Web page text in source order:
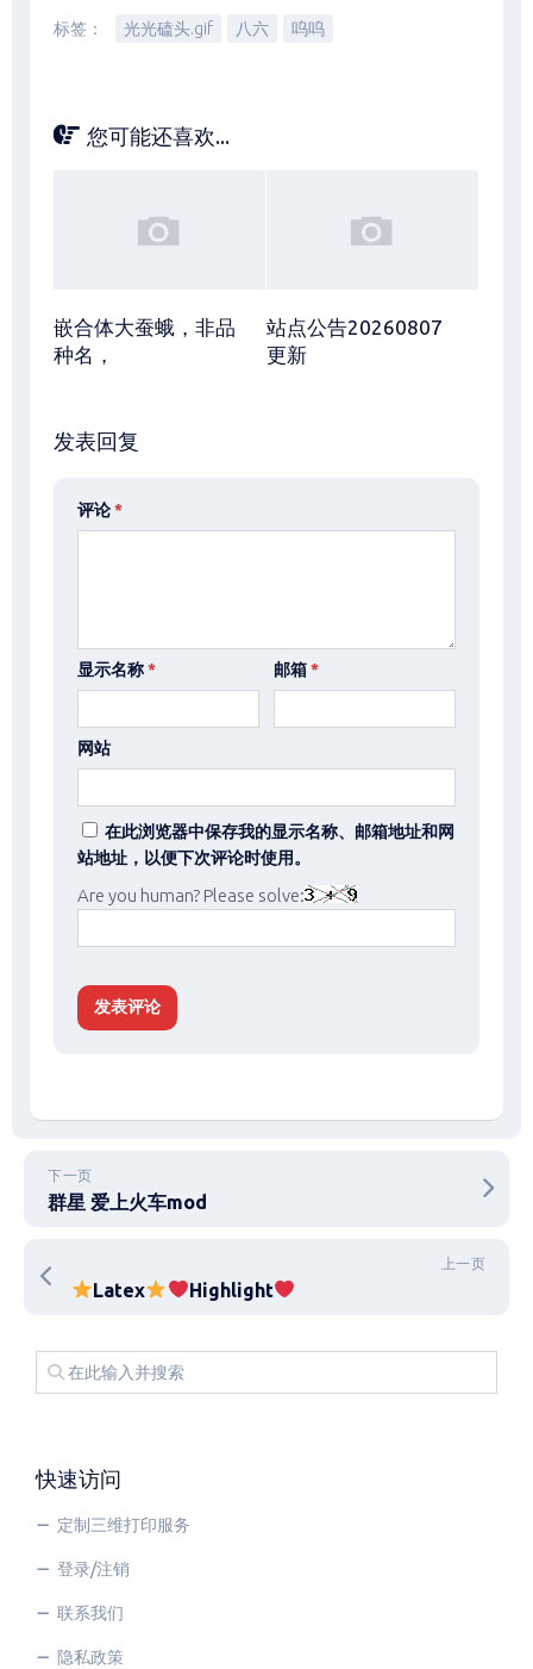
标签： 光光磕头.gif 八六 呜呜
您可能还喜欢...
嵌合体大蚕蛾，非品
种名，
站点公告20260807
更新
发表回复
评论*
显示名称* 邮箱*
网站
在此浏览器中保存我的显示名称、邮箱地址和网
站地址，以便下次评论时使用。
Are you human? Please solve:
下一页
群星 爱上火车mod
上一页
Latex Highlight
快速访问
定制三维打印服务
登录/注销
联系我们
隐私政策